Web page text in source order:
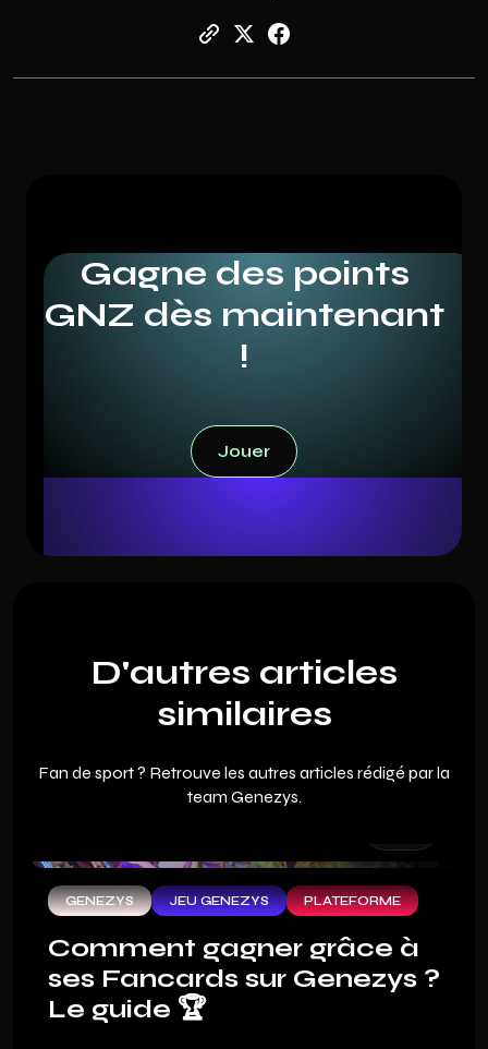
Gagne des points
GNZ dès maintenant
!
Jouer
Jouer
D'autres articles
similaires
Fan de sport ? Retrouve les autres articles rédigé par la
team Genezys.
GENEZYS JEU GENEZYS PLATEFORME
Comment gagner grâce à
ses Fancards sur Genezys ?
Le guide 🏆